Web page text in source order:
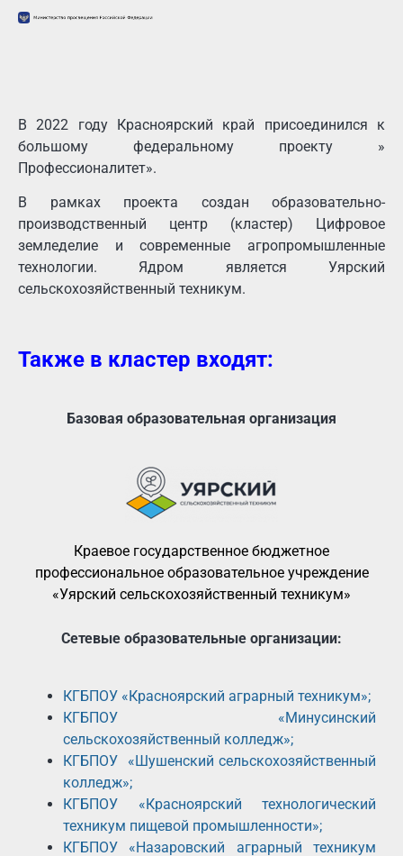
В 2022 году Красноярский край присоединился к
большому федеральному проекту »
Профессионалитет».
В рамках проекта создан образовательно-
производственный центр (кластер) Цифровое
земледелие и современные агропромышленные
технологии. Ядром является Уярский
сельскохозяйственный техникум.
Также в кластер входят:
Базовая образовательная организация
Краевое государственное бюджетное
профессиональное образовательное учреждение
«Уярский сельскохозяйственный техникум»
Сетевые образовательные организации:
КГБПОУ «Красноярский аграрный техникум»;
КГБПОУ «Минусинский
сельскохозяйственный колледж»;
КГБПОУ «Шушенский сельскохозяйственный
колледж»;
КГБПОУ «Красноярский технологический
техникум пищевой промышленности»;
КГБПОУ «Назаровский аграрный техникум